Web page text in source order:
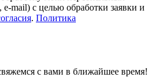
mail) с целью обработки заявки и
. Политика
с вами в ближайшее время!